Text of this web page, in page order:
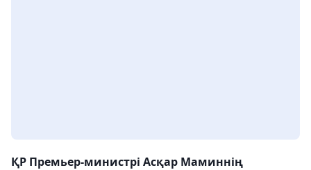
ҚР Премьер-министрі Асқар Маминнің